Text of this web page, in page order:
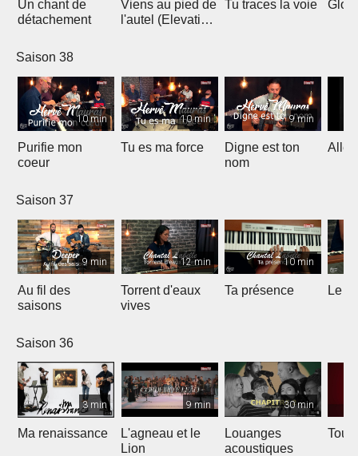
Un chant de
détachement
Viens au pied de
l'autel (Elevation
Tu traces la voie
Saison 38
10 min
Purifie mon
coeur
10 min
Tu es ma force
9 min
Digne est ton
nom
Saison 37
9 min
Au fil des
saisons
12 min
Torrent d'eaux
vives
10 min
Ta présence Le
Saison 36
3 min
Ma renaissance
9 min
L'agneau et le
Lion
30 min
Louanges
acoustiques
Tout